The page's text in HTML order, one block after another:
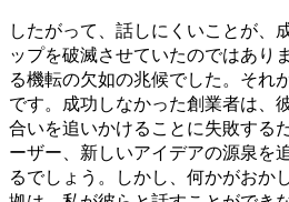
したがって、話しにくいことが、
ップを破滅させていたのではあり
る機転の欠如の兆候でした。それ
です。成功しなかった創業者は、
合いを追いかけることに失敗する
ーザー、新しいアイデアの源泉を
るでしょう。しかし、何かがおか